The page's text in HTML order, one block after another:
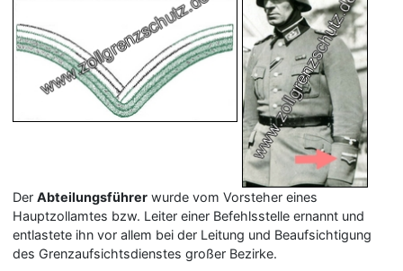
DerAbteilungsführer wurde vom Vorsteher eines
Hauptzollamtes bzw. Leiter einer Befehlsstelle ernannt und
entlastete ihn vor allem bei der Leitung und Beaufsichtigung
des Grenzaufsichtsdienstes großer Bezirke.